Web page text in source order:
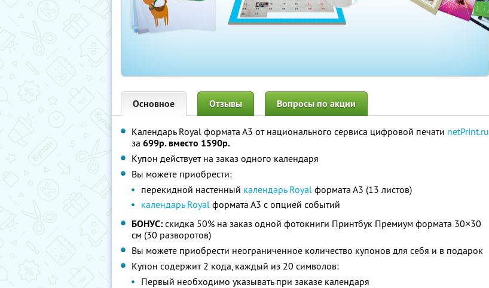
Основное Отзывы Вопросы по акции
Календарь Royal формата А3 от национального сервиса цифровой печати netPrint.ru
за 699р. вместо 1590р.
Купон действует на заказ одного календаря
Вы можете приобрести:
перекидной настенный календарь Royal формата А3 (13 листов)
календарь Royal формата А3 с опцией событий
БОНУС: скидка 50% на заказ одной фотокниги Принтбук Премиум формата 30×30
см (30 разворотов)
Вы можете приобрести неограниченное количество купонов для себя и в подарок
Купон содержит 2 кода, каждый из 20 символов:
Первый необходимо указывать при заказе календаря